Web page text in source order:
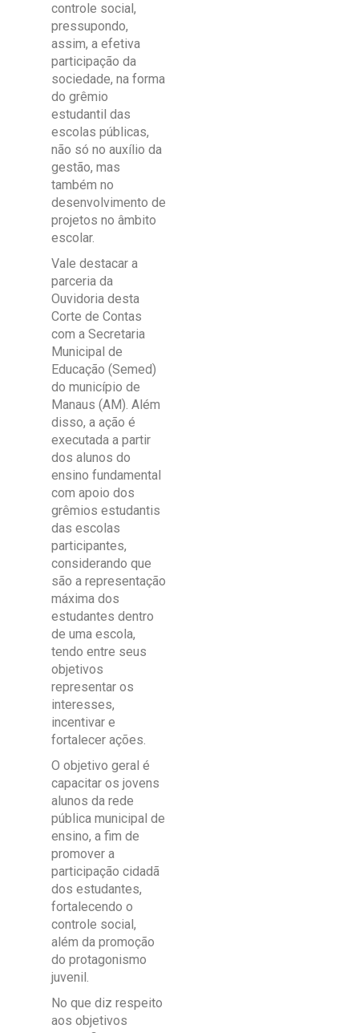
controle social,
pressupondo,
assim, a efetiva
participação da
sociedade, na forma
do grêmio
estudantil das
escolas públicas,
não só no auxílio da
gestão, mas
também no
desenvolvimento de
projetos no âmbito
escolar.
Vale destacar a
parceria da
Ouvidoria desta
Corte de Contas
com a Secretaria
Municipal de
Educação (Semed)
do município de
Manaus (AM). Além
disso, a ação é
executada a partir
dos alunos do
ensino fundamental
com apoio dos
grêmios estudantis
das escolas
participantes,
considerando que
são a representação
máxima dos
estudantes dentro
de uma escola,
tendo entre seus
objetivos
representar os
interesses,
incentivar e
fortalecer ações.
O objetivo geral é
capacitar os jovens
alunos da rede
pública municipal de
ensino, a fim de
promover a
participação cidadã
dos estudantes,
fortalecendo o
controle social,
além da promoção
do protagonismo
juvenil.
No que diz respeito
aos objetivos